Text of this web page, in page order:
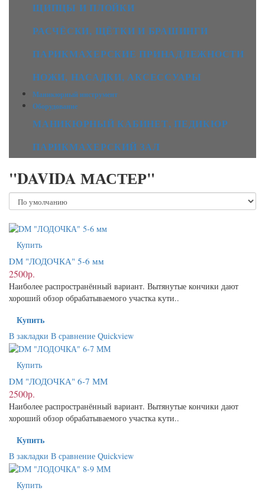
ЩИПЦЫ И ПЛОЙКИ
РАСЧЁСКИ, ЩЁТКИ И БРАШИНГИ
ПАРИКМАХЕРСКИЕ ПРИНАДЛЕЖНОСТИ
НОЖИ, НАСАДКИ, АКСЕССУАРЫ
Маникюрный инструмент
Оборудование
МАНИКЮРНЫЙ КАБИНЕТ, ПЕДИКЮР
ПАРИКМАХЕРСКИЙ ЗАЛ
"DAVIDA МАСТЕР"
Купить
DМ "ЛОДОЧКА" 5-6 мм
2500р.
Наиболее распространённый вариант. Вытянутые кончики дают
хороший обзор обрабатываемого участка кути..
Купить
В закладки В сравнение Quickview
Купить
DМ "ЛОДОЧКА" 6-7 ММ
2500р.
Наиболее распространённый вариант. Вытянутые кончики дают
хороший обзор обрабатываемого участка кути..
Купить
В закладки В сравнение Quickview
Купить